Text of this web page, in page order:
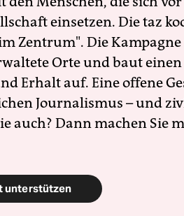
einsetzen. Die taz
Zentrum". Die
Orte und baut
Erhalt auf. Eine offene
Journalismus – und
auch? Dann machen Sie
unterstützen